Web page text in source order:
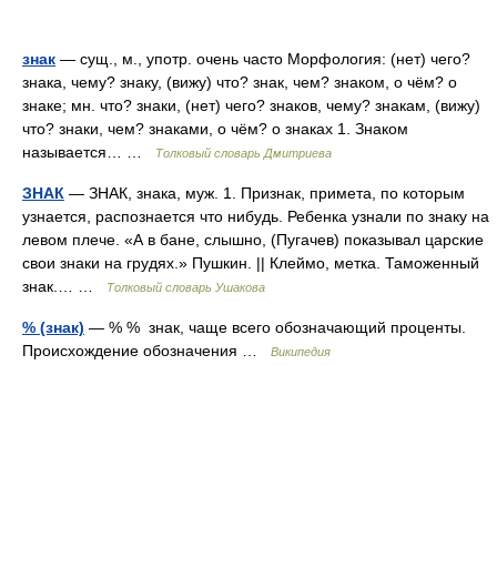
знак — сущ., м., употр. очень часто Морфология: (нет) чего?
знака, чему? знаку, (вижу) что? знак, чем? знаком, о чём? о
знаке; мн. что? знаки, (нет) чего? знаков, чему? знакам, (вижу)
что? знаки, чем? знаками, о чём? о знаках 1. Знаком
называется… …
Толковый словарь Дмитриева
ЗНАК — ЗНАК, знака, муж. 1. Признак, примета, по которым
узнается, распознается что нибудь. Ребенка узнали по знаку на
левом плече. «А в бане, слышно, (Пугачев) показывал царские
свои знаки на грудях.» Пушкин. || Клеймо, метка. Таможенный
знак.… …
Толковый словарь Ушакова
% (знак) — % % знак, чаще всего обозначающий проценты.
Происхождение обозначения …
Википедия